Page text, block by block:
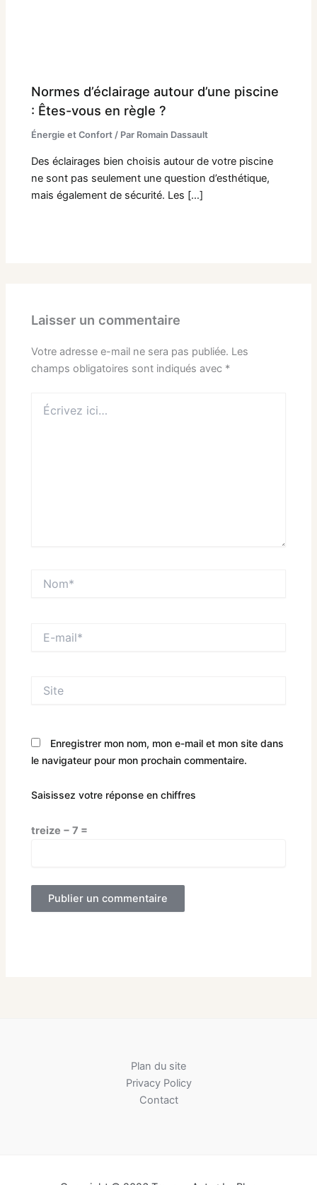
Normes d’éclairage autour d’une piscine
: Êtes-vous en règle ?
Énergie et Confort / Par Romain Dassault
Des éclairages bien choisis autour de votre piscine
ne sont pas seulement une question d’esthétique,
mais également de sécurité. Les […]
Laisser un commentaire
Votre adresse e-mail ne sera pas publiée. Les
champs obligatoires sont indiqués avec *
ici…
mail*
Enregistrer mon nom, mon e-mail et mon site dans
le navigateur pour mon prochain commentaire.
Saisissez votre réponse en chiffres
treize − 7 =
Plan du site
Privacy Policy
Contact